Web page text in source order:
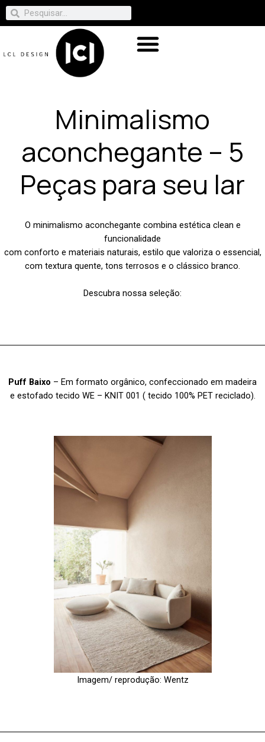
Minimalismo
aconchegante – 5
Peças para seu lar
O minimalismo aconchegante combina estética clean e
funcionalidade
com conforto e materiais naturais, estilo que valoriza o essencial,
com textura quente, tons terrosos e o clássico branco.
Descubra nossa seleção:
Puff Baixo – Em formato orgânico, confeccionado em madeira
e estofado tecido WE – KNIT 001 ( tecido 100% PET reciclado).
Imagem/ reprodução: Wentz